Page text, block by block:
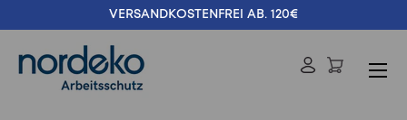
Direkt zum Inhalt
VERSANDKOSTENFREI AB. 120€
Einloggen